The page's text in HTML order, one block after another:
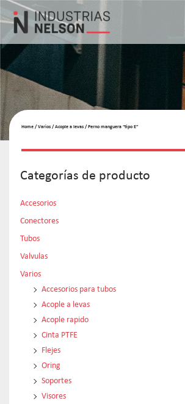
Home /Varios /Acople a levas / Perno manguera “tipo E”
Categorías de producto
Accesorios
Conectores
Tubos
Valvulas
Varios
Accesorios para tubos
Acople a levas
Acople rapido
Cinta PTFE
Flejes
Oring
Soportes
Visores